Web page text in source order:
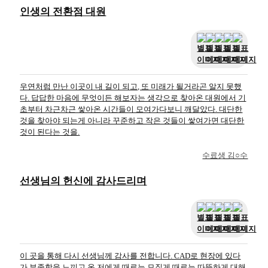
인생의 전환점 대원
우연처럼 만난 이곳이 내 길이 되고, 또 미래가 될거라곤 알지 못했
다. 답답한 마음에 무엇이든 해보자는 생각으로 찾아온 대원에서 기
초부터 차근차근 쌓아온 시간들이 모여가다보니 깨달았다. 대단한
것을 찾아야 되는게 아니라 꾸준하고 작은 것들이 쌓여가면 대단한
것이 된다는 것을.
수료생 김○수
선생님의 헌신에 감사드리며
이 곳을 통해 다시 선생님께 감사를 전합니다. CAD로 현장에 있다